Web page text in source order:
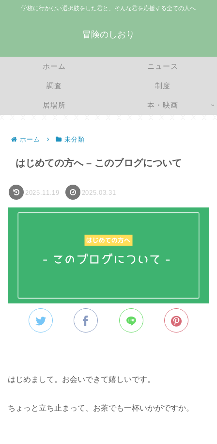
学校に行かない選択肢をした君と、そんな君を応援する全ての人へ
冒険のしおり
ホーム ニュース
調査 制度
居場所 本・映画
ホーム 未分類
はじめての方へ – このブログについて
2025.11.19 2025.03.31
はじめまして。お会いできて嬉しいです。
ちょっと立ち止まって、お茶でも一杯いかがですか。